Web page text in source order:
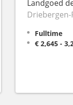
Landgoed
Fulltime
€ 2,645 -